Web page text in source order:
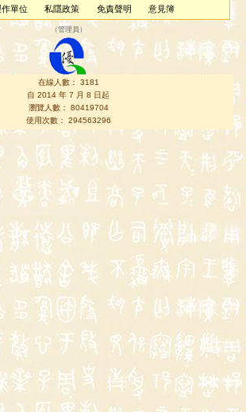
作單位 私隱政策 免責聲明 意見簿
（管理員 ）
在線人數： 3181
自 2014 年 7 月 8 日起
瀏覽人數： 80419704
使用次數： 294563296